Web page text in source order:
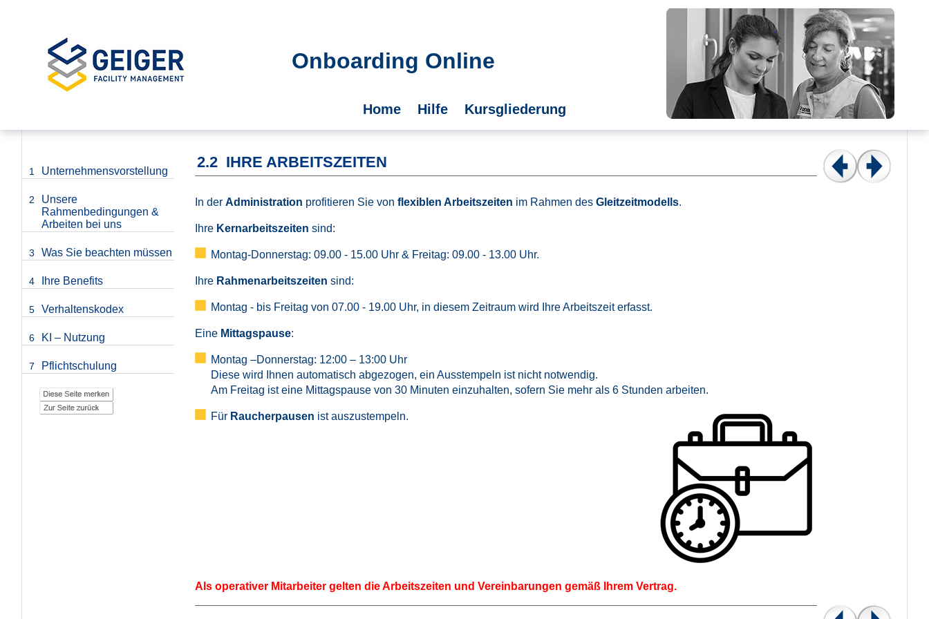
2.2 IHRE ARBEITSZEITEN
In der Administration profitieren Sie von flexiblen Arbeitszeiten im Rahmen des Gleitzeitmodells.
Ihre Kernarbeitszeiten sind:
Montag-Donnerstag: 09.00 - 15.00 Uhr & Freitag: 09.00 - 13.00 Uhr.
Ihre Rahmenarbeitszeiten sind:
Montag - bis Freitag von 07.00 - 19.00 Uhr, in diesem Zeitraum wird Ihre Arbeitszeit erfasst.
Eine Mittagspause:
Montag –Donnerstag: 12:00 – 13:00 Uhr
Diese wird Ihnen automatisch abgezogen, ein Ausstempeln ist nicht notwendig.
Am Freitag ist eine Mittagspause von 30 Minuten einzuhalten, sofern Sie mehr als 6 Stunden arbeiten.
Für Raucherpausen ist auszustempeln.
Als operativer Mitarbeiter gelten die Arbeitszeiten und Vereinbarungen gemäß Ihrem Vertrag.
1 Unternehmensvorstellung
2
Unsere
Rahmenbedingungen &
Arbeiten bei uns
3 Was Sie beachten müssen
4 Ihre Benefits
5 Verhaltenskodex
6 KI – Nutzung
7 Pflichtschulung
Onboarding Online
Home Hilfe Kursgliederung